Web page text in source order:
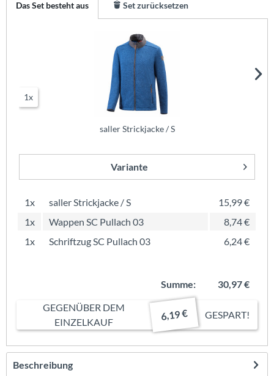
Das Set besteht aus Set zurücksetzen
1x
saller Strickjacke / S
Variante
1x saller Strickjacke / S
15,99 €
1x
Wappen SC Pullach 03
8,74 €
1x
Schriftzug SC Pullach 03 6,24 €
Summe:
30,97 €
GEGENÜBER DEM
EINZELKAUF
6,19 € GESPART!
Beschreibung